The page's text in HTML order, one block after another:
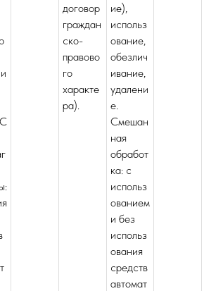
договор
граждан
ско-
правово
го
характе
ра).
ие),
использ
ование,
обезлич
ивание,
удалени
е.
Смешан
ная
обработ
ка: с
использ
ованием
и без
использ
ования
средств
автомат